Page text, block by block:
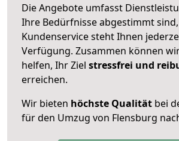
Die Angebote umfasst
Ihre Bedürfnisse abgestimmt
Kundenservice steht Ihnen
Verfügung. Zusammen können
helfen, Ihr Ziel stressfrei und
erreichen.
Wir bieten höchste Qualität bei
für den Umzug von Flensburg